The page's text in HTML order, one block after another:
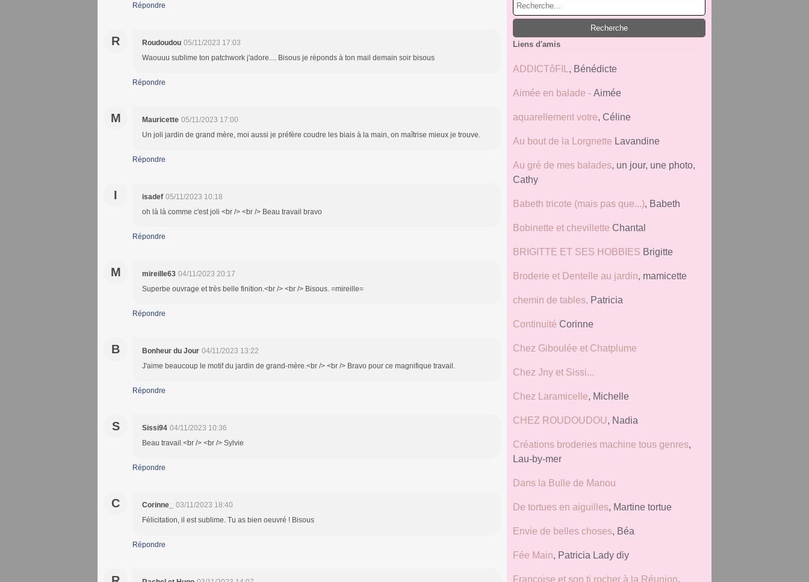
Répondre
R Roudoudou 05/11/2023 17:03
Waouuu sublime ton patchwork j'adore.... Bisous je réponds à ton mail demain soir bisous
Répondre
M Mauricette 05/11/2023 17:00
Un joli jardin de grand mère, moi aussi je préfère coudre les biais à la main, on maîtrise mieux je trouve.
Répondre
I isadef 05/11/2023 10:18
oh là là comme c'est joli <br /> <br /> Beau travail bravo
Répondre
M mireille63 04/11/2023 20:17
Superbe ouvrage et très belle finition.<br /> <br /> Bisous. =mireille=
Répondre
B Bonheur du Jour 04/11/2023 13:22
J'aime beaucoup le motif du jardin de grand-mère.<br /> <br /> Bravo pour ce magnifique travail.
Répondre
S Sissi94 04/11/2023 10:36
Beau travail.<br /> <br /> Sylvie
Répondre
C Corinne_
03/11/2023 18:40
Félicitation, il est sublime. Tu as bien oeuvré ! Bisous
Répondre
Liens d'amis
ADDICTôFIL , Bénédicte
Aimée en balade - Aimée
aquarellement votre, Céline
Au bout de la Lorgnette Lavandine
Au gré de mes balades, un jour, une photo,
Cathy
Babeth tricote (mais pas que...), Babeth
Bobinette et chevillette Chantal
BRIGITTE ET SES HOBBIES Brigitte
Broderie et Dentelle au jardin, mamicette
chemin de tables, Patricia
Continuité Corinne
Chez Giboulée et Chatplume
Chez Jny et Sissi...
Chez Laramicelle, Michelle
CHEZ ROUDOUDOU, Nadia
Créations broderies machine tous genres,
Lau-by-mer
Dans la Bulle de Manou
De tortues en aiguilles, Martine tortue
Envie de belles choses, Béa
Fée Main, Patricia Lady diy
Françoise et son ti rocher à la Réunion,